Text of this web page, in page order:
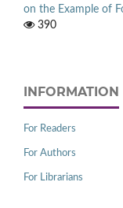
on the Example of
390
INFORMATION
For Readers
For Authors
For Librarians